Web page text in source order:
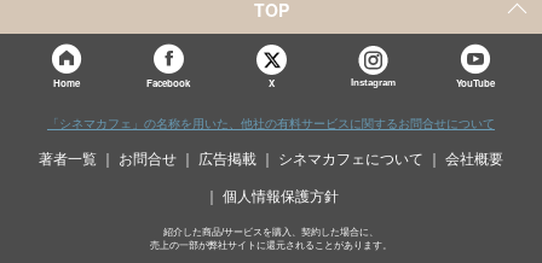
TOP
Home Facebook X Instagram YouTube
「シネマカフェ」の名称を用いた、他社の有料サービスに関するお問合せについて
著者一覧 お問合せ 広告掲載 シネマカフェについて 会社概要
個人情報保護方針
紹介した商品/サービスを購入、契約した場合に、
売上の一部が弊社サイトに還元されることがあります。